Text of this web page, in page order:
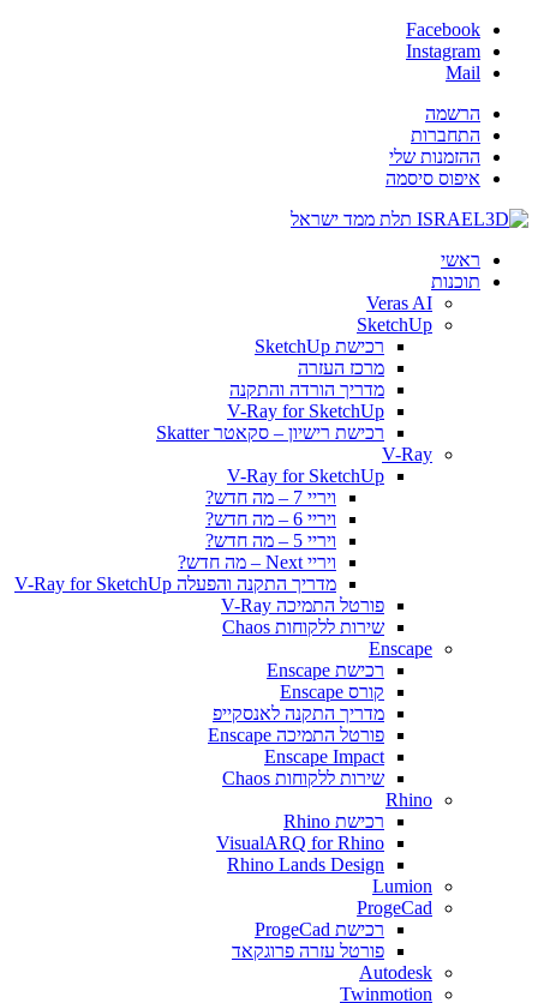
Facebook
Instagram
Mail
הרשמה
התחברות
ההזמנות שלי
איפוס סיסמה
ראשי
תוכנות
Veras AI
SketchUp
רכישת SketchUp
מרכז העזרה
מדריך הורדה והתקנה
V-Ray for SketchUp
רכישת רישיון – סקאטר Skatter
V-Ray
V-Ray for SketchUp
ויריי 7 – מה חדש?
ויריי 6 – מה חדש?
ויריי 5 – מה חדש?
ויריי Next – מה חדש?
מדריך התקנה והפעלה V-Ray for SketchUp
פורטל התמיכה V-Ray
שירות ללקוחות Chaos
Enscape
רכישת Enscape
קורס Enscape
מדריך התקנה לאנסקייפ
פורטל התמיכה Enscape
Enscape Impact
שירות ללקוחות Chaos
Rhino
רכישת Rhino
VisualARQ for Rhino
Rhino Lands Design
Lumion
ProgeCad
רכישת ProgeCad
פורטל עזרה פרוגקאד
Autodesk
Twinmotion